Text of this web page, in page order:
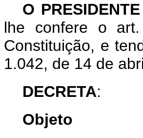
O
lhe confere o
Constituição, e
1.042, de 14 de
DECRETA:
Objeto